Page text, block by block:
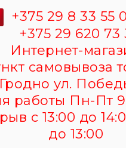
+375 29 8 33
+375 29 620 73
Интернет-
самовывоза
Гродно ул.
работы Пн-Пт
с 13:00 до
до 13:00